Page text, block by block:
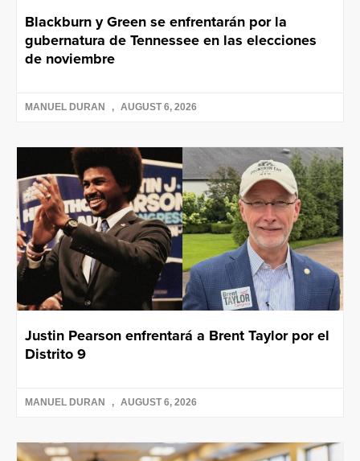
Blackburn y Green se enfrentarán por la
gubernatura de Tennessee en las elecciones
de noviembre
MANUEL DURAN AUGUST 6, 2026
Justin Pearson enfrentará a Brent Taylor por el
Distrito 9
MANUEL DURAN AUGUST 6, 2026